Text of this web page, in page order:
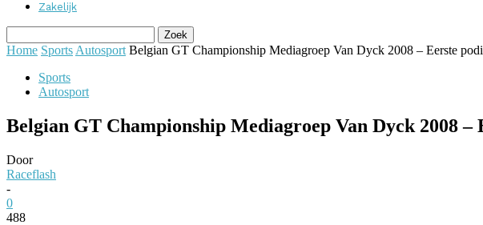
Zakelijk
Home Sports Autosport Belgian GT Championship Mediagroep Van Dyck 2008 – Eerste
Sports
Autosport
Belgian GT Championship Mediagroep Van Dyck 2008
Door
Raceflash
-
0
488